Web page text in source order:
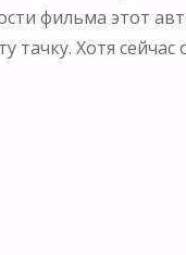
фильма этот
тачку. Хотя
авиасалон